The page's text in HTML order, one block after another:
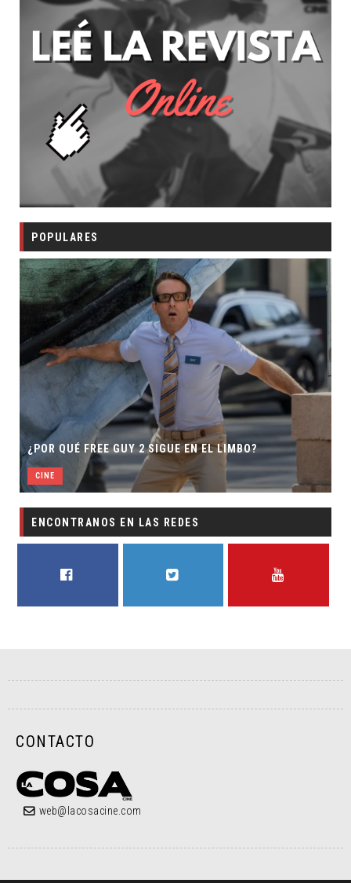
POPULARES
GUY 2 SIGUE EN EL LIMBO?
SECUELA DE
DIRECTOR
CINE
ENCONTRANOS EN LAS REDES
CONTACTO
web@lacosacine.com